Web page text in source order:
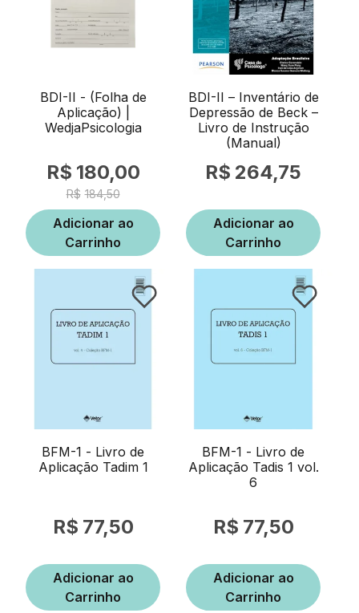
BDI-II - (Folha de
Aplicação) |
WedjaPsicologia
184,50
180,00
Adicionar ao
Carrinho
BDI-II – Inventário de
Depressão de Beck –
Livro de Instrução
(Manual)
264,75
Adicionar ao
Carrinho
BFM-1 - Livro de
Aplicação Tadim 1
77,50
Adicionar ao
Carrinho
BFM-1 - Livro de
Aplicação Tadis 1 vol.
6
77,50
Adicionar ao
Carrinho